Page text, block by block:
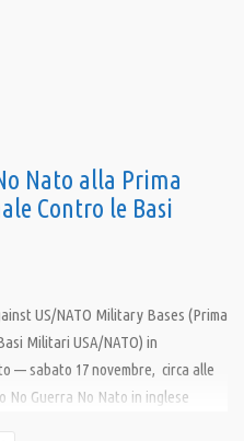
Nato alla Prima
Contro le Basi
US/NATO Military Bases (Prima
Militari USA/NATO) in
— sabato 17 novembre, circa alle
No Guerra No Nato in inglese